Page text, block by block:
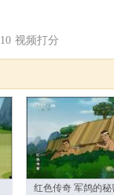
10 视频打分
红色传奇 军鸽的秘